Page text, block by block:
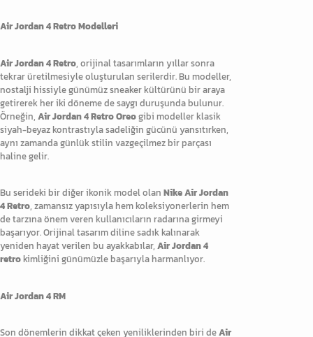
Air Jordan 4 Retro Modelleri
Air Jordan 4 Retro, orijinal tasarımların yıllar sonra
tekrar üretilmesiyle oluşturulan serilerdir. Bu modeller,
nostalji hissiyle günümüz sneaker kültürünü bir araya
getirerek her iki döneme de saygı duruşunda bulunur.
Örneğin, Air Jordan 4 Retro Oreogibi modeller klasik
siyah-beyaz kontrastıyla sadeliğin gücünü yansıtırken,
aynı zamanda günlük stilin vazgeçilmez bir parçası
haline gelir.
Bu serideki bir diğer ikonik model olan Nike Air Jordan
4 Retro, zamansız yapısıyla hem koleksiyonerlerin hem
de tarzına önem veren kullanıcıların radarına girmeyi
başarıyor. Orijinal tasarım diline sadık kalınarak
yeniden hayat verilen bu ayakkabılar, Air Jordan 4
retrokimliğini günümüzle başarıyla harmanlıyor.
Air Jordan 4 RM
Son dönemlerin dikkat çeken yeniliklerinden biri deAir